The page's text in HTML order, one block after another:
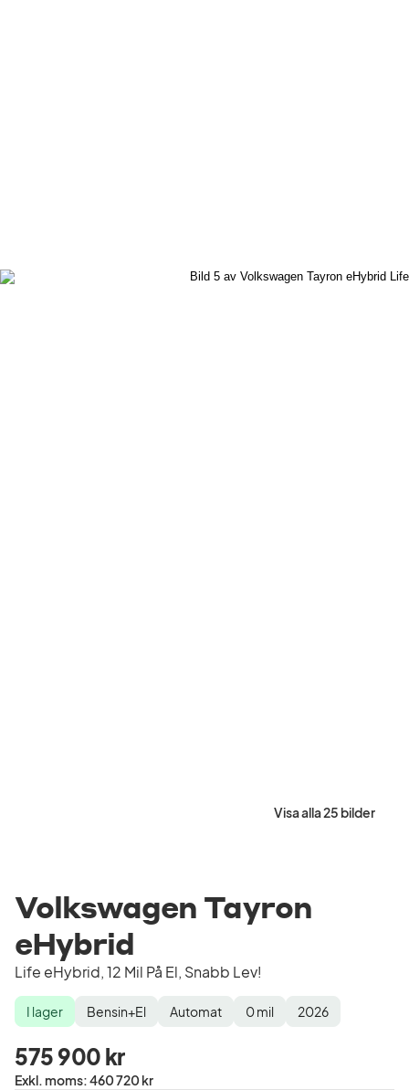
Visa alla 25 bilder
Volkswagen Tayron
eHybrid
Life eHybrid, 12 Mil På El, Snabb Lev!
Lagerstatus
I lager
Drivmedel Bensin+El
Växellåda Automat
Mätarställning 0mil
Modellår 2026
575 900 kr
Exkl. moms:Pris
460 720 kr